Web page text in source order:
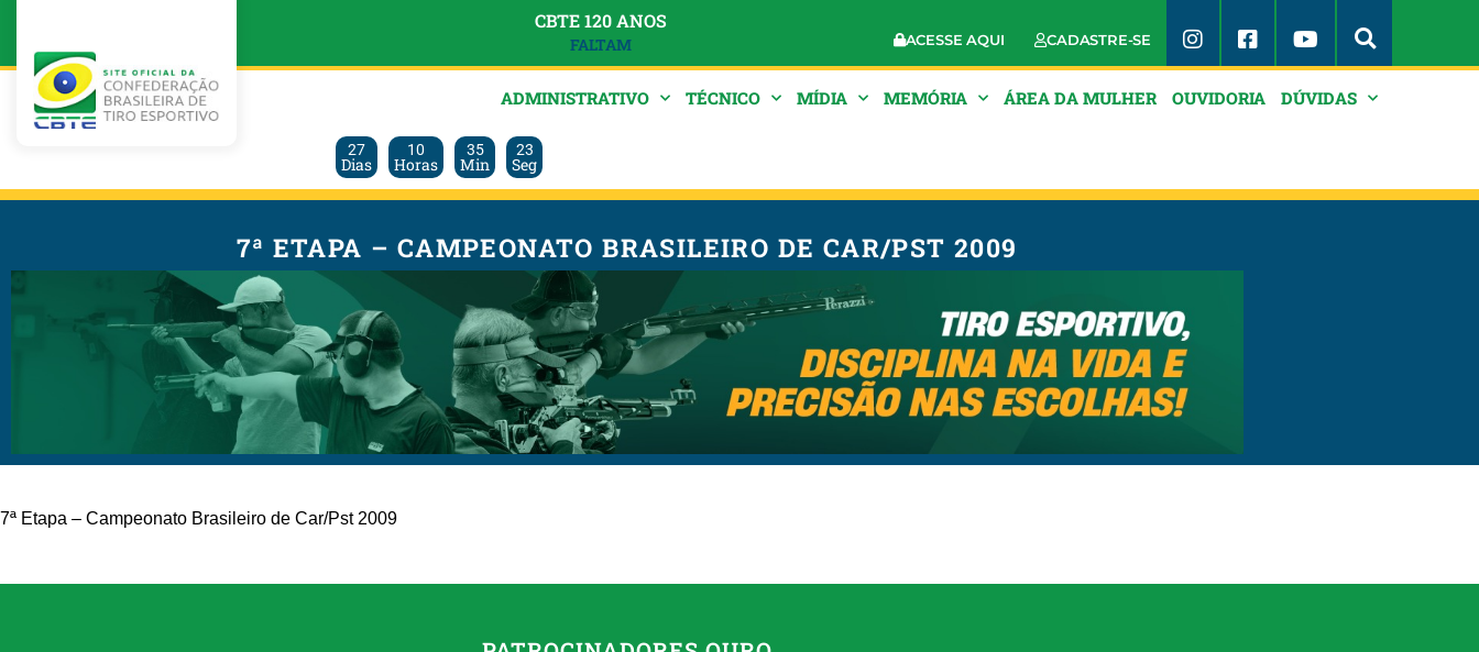
CBTE 120 ANOS
FALTAM ACESSE AQUI CADASTRE-SE
ADMINISTRATIVO TÉCNICO MÍDIA MEMÓRIA ÁREA DA MULHER OUVIDORIA DÚVIDAS
27
Dias
10
Horas
35
Min
23
Seg
7ª ETAPA – CAMPEONATO BRASILEIRO DE CAR/PST 2009
7ª Etapa – Campeonato Brasileiro de Car/Pst 2009